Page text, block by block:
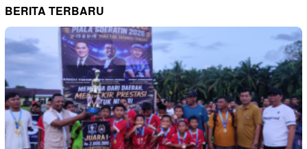
BERITA TERBARU